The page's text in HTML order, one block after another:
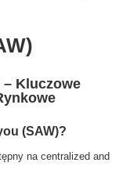
– Kluczowe
(SAW)?
na centralized and